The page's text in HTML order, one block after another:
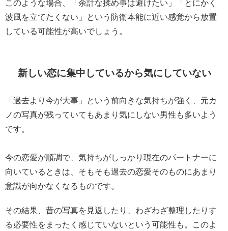
このような場合、「余計な揉め事は避けたい」「とにかく
波風を立てたくない」という防衛本能に近い感覚から放置
している可能性が高いでしょう。
新しい恋に集中しているから気にしていない
「過去より今が大事」という前向きな気持ちが強く、元カ
ノの写真が残っていてもあまり気にしない男性も多いよう
です。
今の恋愛が順調で、気持ちがしっかり現在のパートナーに
向いているときは、そもそも過去の恋愛そのものにあまり
意識が向かなくなるものです。
その結果、昔の写真を見返したり、わざわざ整理したりす
る必要性をまったく感じていないという可能性も。このよ